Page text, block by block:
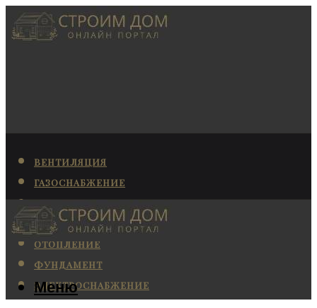
ВЕНТИЛЯЦИЯ
ГАЗОСНАБЖЕНИЕ
КАНАЛИЗАЦИЯ
КОНДИЦИОНИРОВАНИЕ
ОТОПЛЕНИЕ
ФУНДАМЕНТ
ЭЛЕКТРОСНАБЖЕНИЕ
Меню